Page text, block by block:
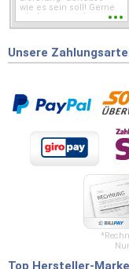
wie es sein soll! Gerne
wieder wenn ich was
Unsere
Top Hersteller-